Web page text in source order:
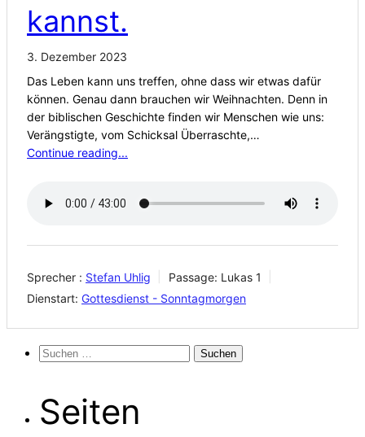
kannst.
3. Dezember 2023
Das Leben kann uns treffen, ohne dass wir etwas dafür
können. Genau dann brauchen wir Weihnachten. Denn in
der biblischen Geschichte finden wir Menschen wie uns:
Verängstigte, vom Schicksal Überraschte,…
Continue reading...
Sprecher : Stefan Uhlig Passage: Lukas 1
Dienstart: Gottesdienst - Sonntagmorgen
Suchen
Seiten